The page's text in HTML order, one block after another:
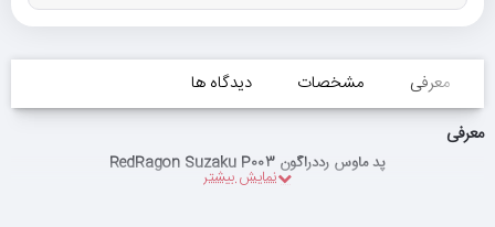
معرفی مشخصات
دیدگاه ها
معرفی
پد ماوس رددراگون RedRagon Suzaku P003